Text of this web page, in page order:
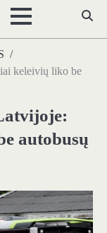
keleivių liko be
autobusų